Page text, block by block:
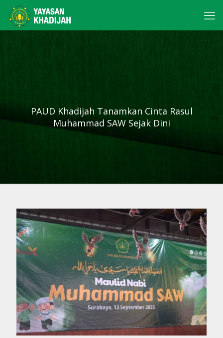
PAUD Khadijah Tanamkan Cinta Rasul
Muhammad SAW Sejak Dini